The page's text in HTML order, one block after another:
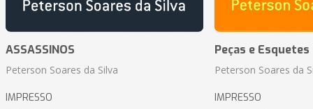
ASSASSINOS
Peterson Soares da Silva
IMPRESSO
Peças e
Peterson Soares da
IMPRESSO